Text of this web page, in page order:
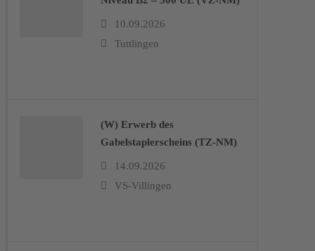
10.09.2026
Tuttlingen
(W) Erwerb des
Gabelstaplerscheins (TZ-NM)
14.09.2026
VS-Villingen